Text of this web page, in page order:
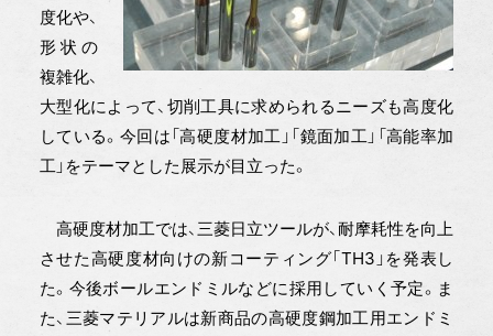
度化や、
形状の
複雑化、
大型化によって、切削工具に求められるニーズも高度化
している。今回は「高硬度材加工」「鏡面加工」「高能率加
工」をテーマとした展示が目立った。
高硬度材加工では、三菱日立ツールが、耐摩耗性を向上
させた高硬度材向けの新コーティング「TH3」を発表し
た。今後ボールエンドミルなどに採用していく予定。ま
た、三菱マテリアルは新商品の高硬度鋼加工用エンドミ